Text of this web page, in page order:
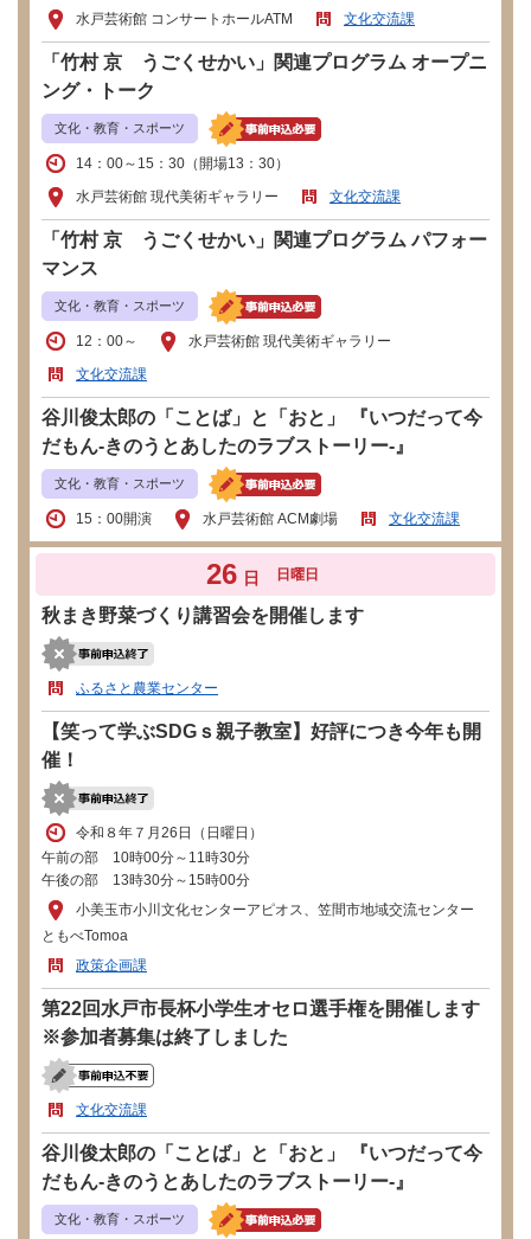
水戸芸術館 コンサートホールATM
文化交流課
「竹村 京 うごくせかい」関連プログラム オープニ
ング・トーク
文化・教育・スポーツ
14：00～15：30（開場13：30）
水戸芸術館 現代美術ギャラリー
文化交流課
「竹村 京 うごくせかい」関連プログラム パフォー
マンス
文化・教育・スポーツ
12：00～
水戸芸術館 現代美術ギャラリー
文化交流課
谷川俊太郎の「ことば」と「おと」 『いつだって今
だもん-きのうとあしたのラブストーリー-』
文化・教育・スポーツ
15：00開演 水戸芸術館 ACM劇場 文化交流課
26 日 日曜日
秋まき野菜づくり講習会を開催します
ふるさと農業センター
【笑って学ぶSDGｓ親子教室】好評につき今年も開
催！
令和８年７月26日（日曜日）
午前の部 10時00分～11時30分
午後の部 13時30分～15時00分
小美玉市小川文化センターアピオス、笠間市地域交流センター
ともべTomoa
政策企画課
第22回水戸市長杯小学生オセロ選手権を開催します
※参加者募集は終了しました
文化交流課
谷川俊太郎の「ことば」と「おと」 『いつだって今
だもん-きのうとあしたのラブストーリー-』
文化・教育・スポーツ